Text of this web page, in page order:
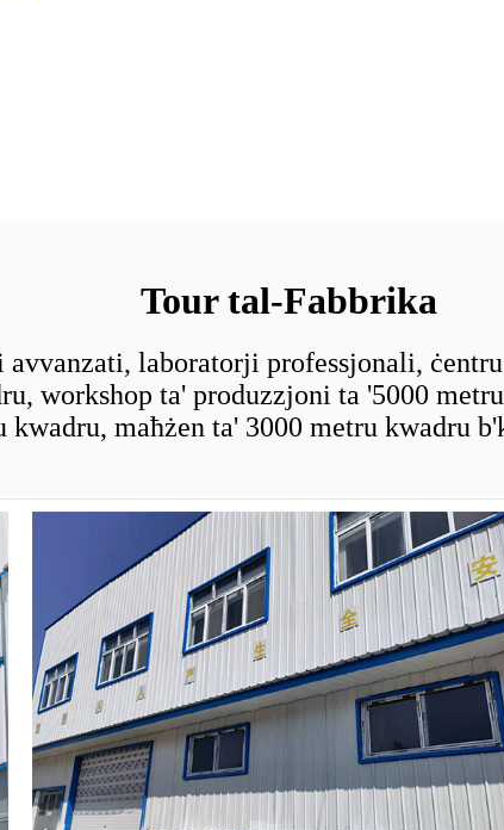
Tour tal-Fabbrika
laboratorji professjonali,
workshop ta' produzzjoni ta '5000
kwadru, maħżen ta' 3000 metru kwadru